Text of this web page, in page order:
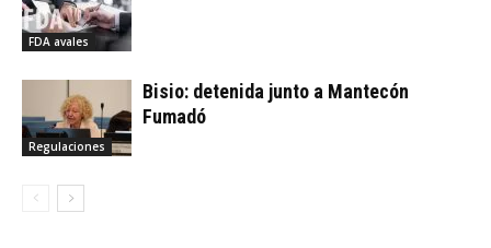
FDA avales
Regulaciones
Bisio: detenida junto a Mantecón
Fumadó